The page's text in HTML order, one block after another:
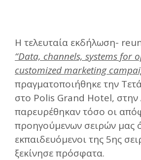
Η τελευταία εκδήλωση-
“Data, channels, systems for
customized marketing
πραγματοποιήθηκε την
στο Polis Grand Hotel,
παρευρέθηκαν τόσο οι
προηγούμενων σειρών μας
εκπαιδευόμενοι της 5ης
ξεκίνησε πρόσφατα.